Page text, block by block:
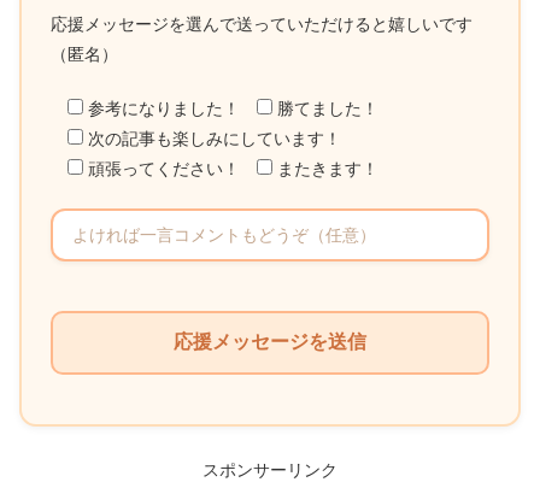
応援メッセージを選んで送っていただけると嬉しいです
（匿名）
参考になりました！
勝てました！
次の記事も楽しみにしています！
頑張ってください！
またきます！
ー
スポンサーリンク